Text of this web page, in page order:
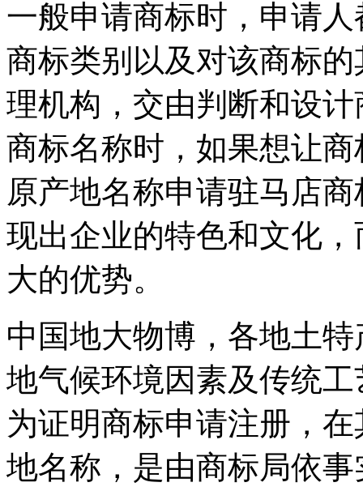
一般申请商标时，申请
商标类别以及对该商标
理机构，交由判断和设
商标名称时，如果想让
原产地名称申请驻马店
现出企业的特色和文化
大的优势。
中国地大物博，各地土
地气候环境因素及传统
为证明商标申请注册，
地名称，是由商标局依